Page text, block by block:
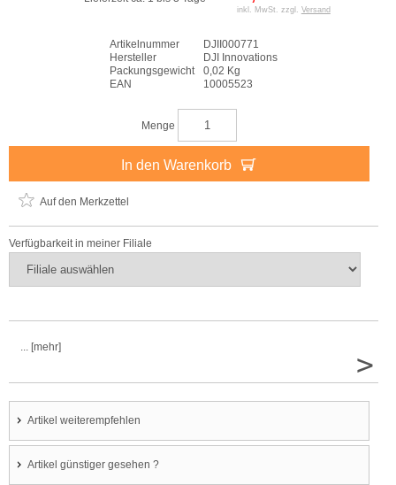
inkl. MwSt. zzgl. Versand
Artikelnummer
DJII000771
Hersteller
DJI Innovations
Packungsgewicht
0,02 Kg
EAN
10005523
Menge
In den Warenkorb
Auf den Merkzettel
Verfügbarkeit in meiner Filiale
... [mehr]
>
Artikel weiterempfehlen
Artikel günstiger gesehen ?